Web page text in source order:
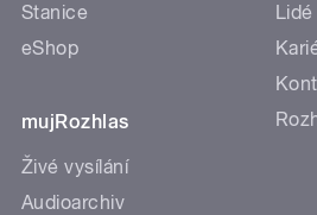
Stanice
eShop
mujRozhlas
Živé vysílání
Audioarchiv
Lidé